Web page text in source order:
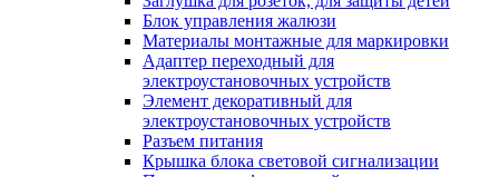
Блок управления жалюзи
Материалы монтажные для маркировки
Адаптер переходный для
электроустановочных устройств
Элемент декоративный для
электроустановочных устройств
Разъем питания
Крышка блока световой сигнализации